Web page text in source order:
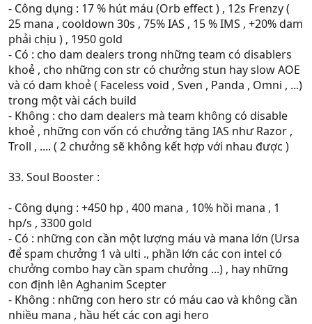
- Công dụng : 17 % hút máu (Orb effect ) , 12s Frenzy (
25 mana , cooldown 30s , 75% IAS , 15 % IMS , +20% dam
phải chịu ) , 1950 gold
- Có : cho dam dealers trong những team có disablers
khoẻ , cho những con str có chưởng stun hay slow AOE
và có dam khoẻ ( Faceless void , Sven , Panda , Omni , ...)
trong một vài cách build
- Không : cho dam dealers mà team không có disable
khoẻ , những con vốn có chưởng tăng IAS như Razor ,
Troll , .... ( 2 chưởng sẽ không kết hợp với nhau được )
33. Soul Booster :
- Công dụng : +450 hp , 400 mana , 10% hồi mana , 1
hp/s , 3300 gold
- Có : những con cần một lượng máu và mana lớn (Ursa
để spam chưởng 1 và ulti ., phần lớn các con intel có
chưởng combo hay cần spam chưởng ...) , hay những
con định lên Aghanim Scepter
- Không : những con hero str có máu cao và không cần
nhiều mana , hầu hết các con agi hero